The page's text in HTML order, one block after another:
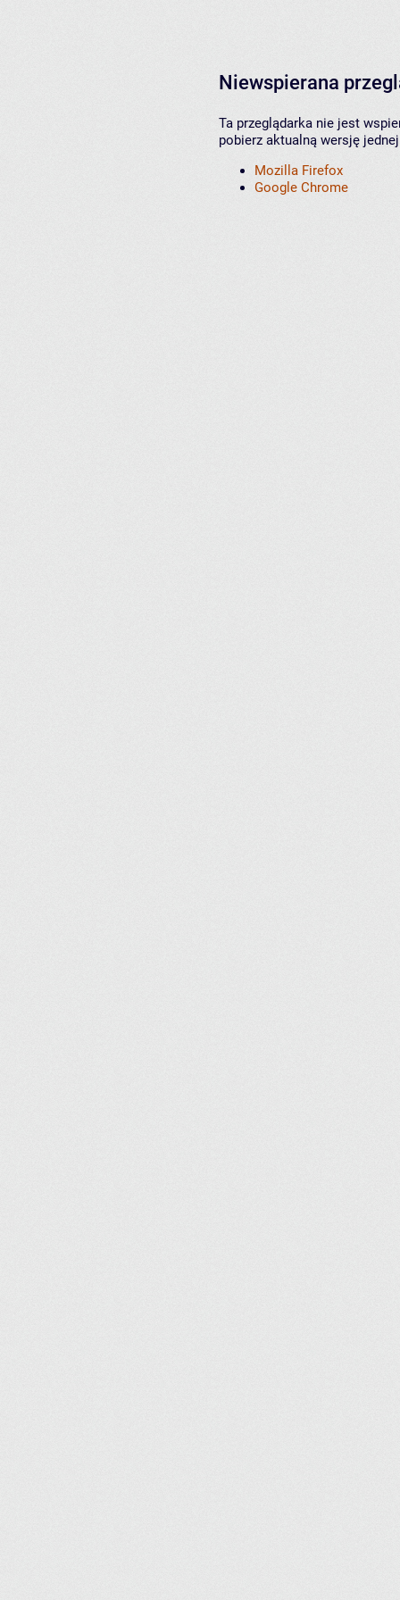
Niewspierana
Ta przeglądarka nie jest
pobierz aktualną wersję
Mozilla Firefox
Google Chrome